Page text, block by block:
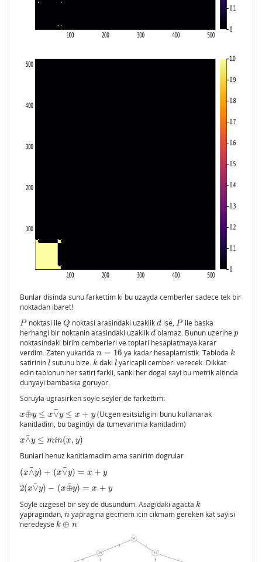
Bunlar disinda sunu farkettim ki bu uzayda cemberler sadece tek bir
noktadan ibaret!
P
P noktasi ileQ
Q noktasi arasindaki uzaklikd
d ise,P
P ile baska
herhangi bir noktanin arasindaki uzaklik d
d olamaz. Bunun uzerinep
p
noktasindaki birim cemberleri ve toplari hesaplatmaya karar
verdim. Zaten yukarida n = 16
n= 16 ya kadar hesaplamistik. Tabloda k
k
satirinin l
l sutunu bize.k
k dakil
l yaricapli cemberi verecek. Dikkat
edin tablonun her satiri farkli, sanki her dogal sayi bu metrik altinda
dunyayi bambaska goruyor.
Soruyla ugrasirken soyle seyler de farkettim:
x⊕
¯ y ≤ x∨
¯y ≤ x + y
x⊕¯y≤x∨¯y≤x +y
(Ucgen esitsizligini bunu kullanarak
kanitladim, bu bagintiyi da tumevarimla kanitladim)
x∧
¯y ≤ min(x, y)
x∧¯y ≤m in(x,y)
Bunlari henuz kanitlamadim ama sanirim dogrular
(x∧
¯y) + (x∨
¯y) = x + y
(x∧¯y)+ (x ∨¯y)=x+ y
2(x∨
¯y) − (x⊕
¯y) = x + y
2(x∨¯y)− (x ⊕¯y)=x+ y
Soyle cizgesel bir sey de dusundum. Asagidaki agacta k
k
yapragindan, n
nyapragina gecmem icin cikmam gereken kat sayisi
neredeyse k ⊕ n
k⊕n